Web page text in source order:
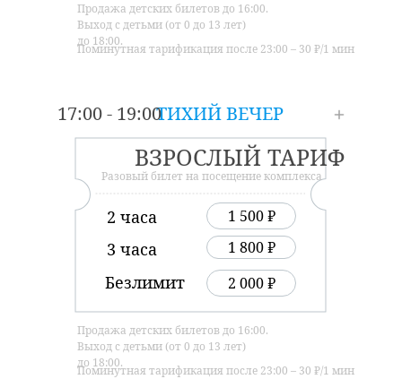
Продажа детских билетов до 16:00.
Выход с детьми (от 0 до 13 лет)
до 18:00.
Поминутная тарификация после 23:00 – 30 ₽/1 мин
ТИХИЙ ВЕЧЕР
17:00 - 19:00
2 000 ₽
1 800 ₽
1 500 ₽
ВЗРОСЛЫЙ ТАРИФ
Безлимит
3 часа
Разовый билет на посещение комплекса
2 часа
Продажа детских билетов до 16:00.
Выход с детьми (от 0 до 13 лет)
до 18:00.
Поминутная тарификация после 23:00 – 30 ₽/1 мин